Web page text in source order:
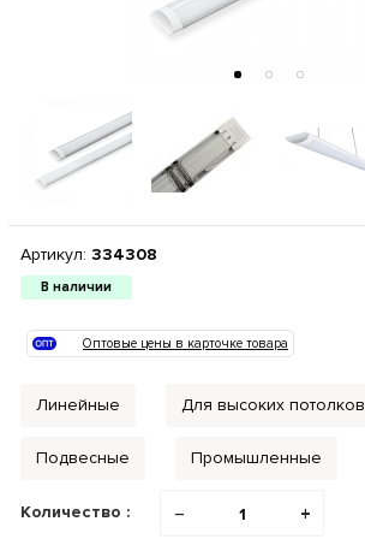
Артикул: 334308
В наличии
Оптовые цены в карточке товара
Линейные Для высоких потолков
Подвесные Промышленные
Количество : − +